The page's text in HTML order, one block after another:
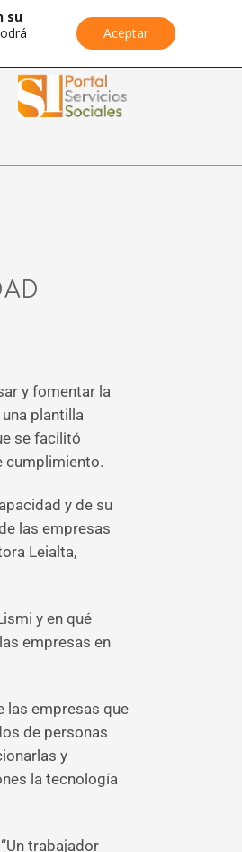
y fomentar la
plantilla
se facilitó
cumplimiento.
y de su
las empresas
Leialta,
y en qué
empresas en
las empresas que
de personas
y
la tecnología
trabajador
su
Aceptar